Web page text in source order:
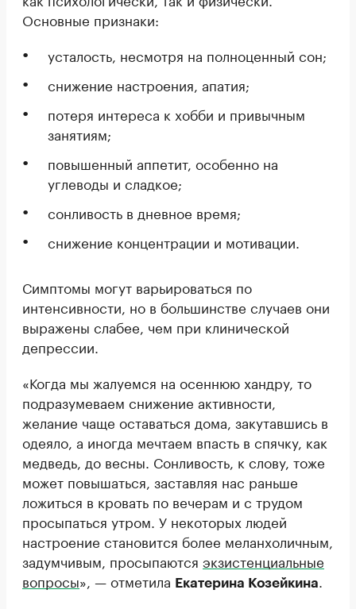
Основные признаки:
усталость, несмотря на полноценный сон;
снижение настроения, апатия;
потеря интереса к хобби и привычным
занятиям;
повышенный аппетит, особенно на
углеводы и сладкое;
сонливость в дневное время;
снижение концентрации и мотивации.
Симптомы могут варьироваться по
интенсивности, но в большинстве случаев они
выражены слабее, чем при клинической
депрессии.
«Когда мы жалуемся на осеннюю хандру, то
подразумеваем снижение активности,
желание чаще оставаться дома, закутавшись в
одеяло, а иногда мечтаем впасть в спячку, как
медведь, до весны. Сонливость, к слову, тоже
может повышаться, заставляя нас раньше
ложиться в кровать по вечерам и с трудом
просыпаться утром. У некоторых людей
настроение становится более меланхоличным,
задумчивым, просыпаются экзистенциальные
вопросы», — отметила Екатерина Козейкина